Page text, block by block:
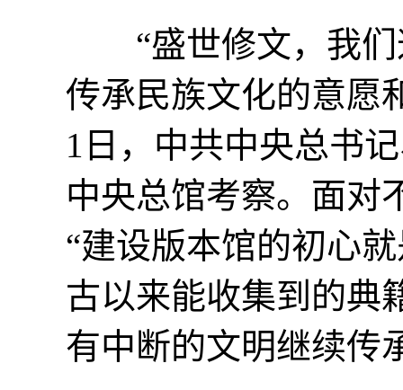
“盛世修文，我们
传承民族文化的意愿
1日，中共中央总书
中央总馆考察。面对
“建设版本馆的初心
古以来能收集到的典
有中断的文明继续传